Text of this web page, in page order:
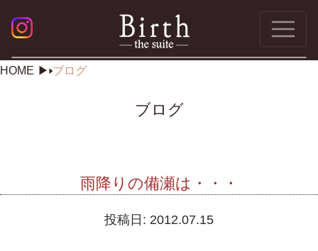
HOME ブログ
ブログ
雨降りの備瀬は・・・
投稿日: 2012.07.15